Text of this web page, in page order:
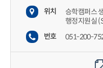
위치
승학캠퍼스
행정지원실
번호
051-200-